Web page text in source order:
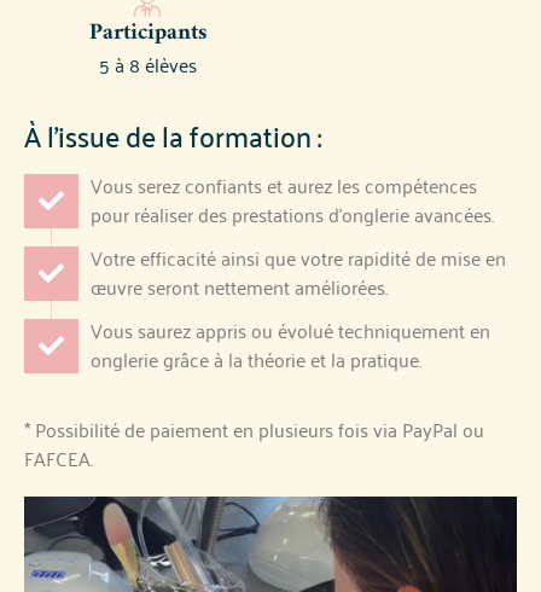
Participants
5 à 8 élèves
À l’issue de la formation :
Vous serez confiants et aurez les compétences
pour réaliser des prestations d'onglerie avancées.
Votre efficacité ainsi que votre rapidité de mise en
œuvre seront nettement améliorées.
Vous saurez appris ou évolué techniquement en
onglerie grâce à la théorie et la pratique.
* Possibilité de paiement en plusieurs fois via PayPal ou
FAFCEA.